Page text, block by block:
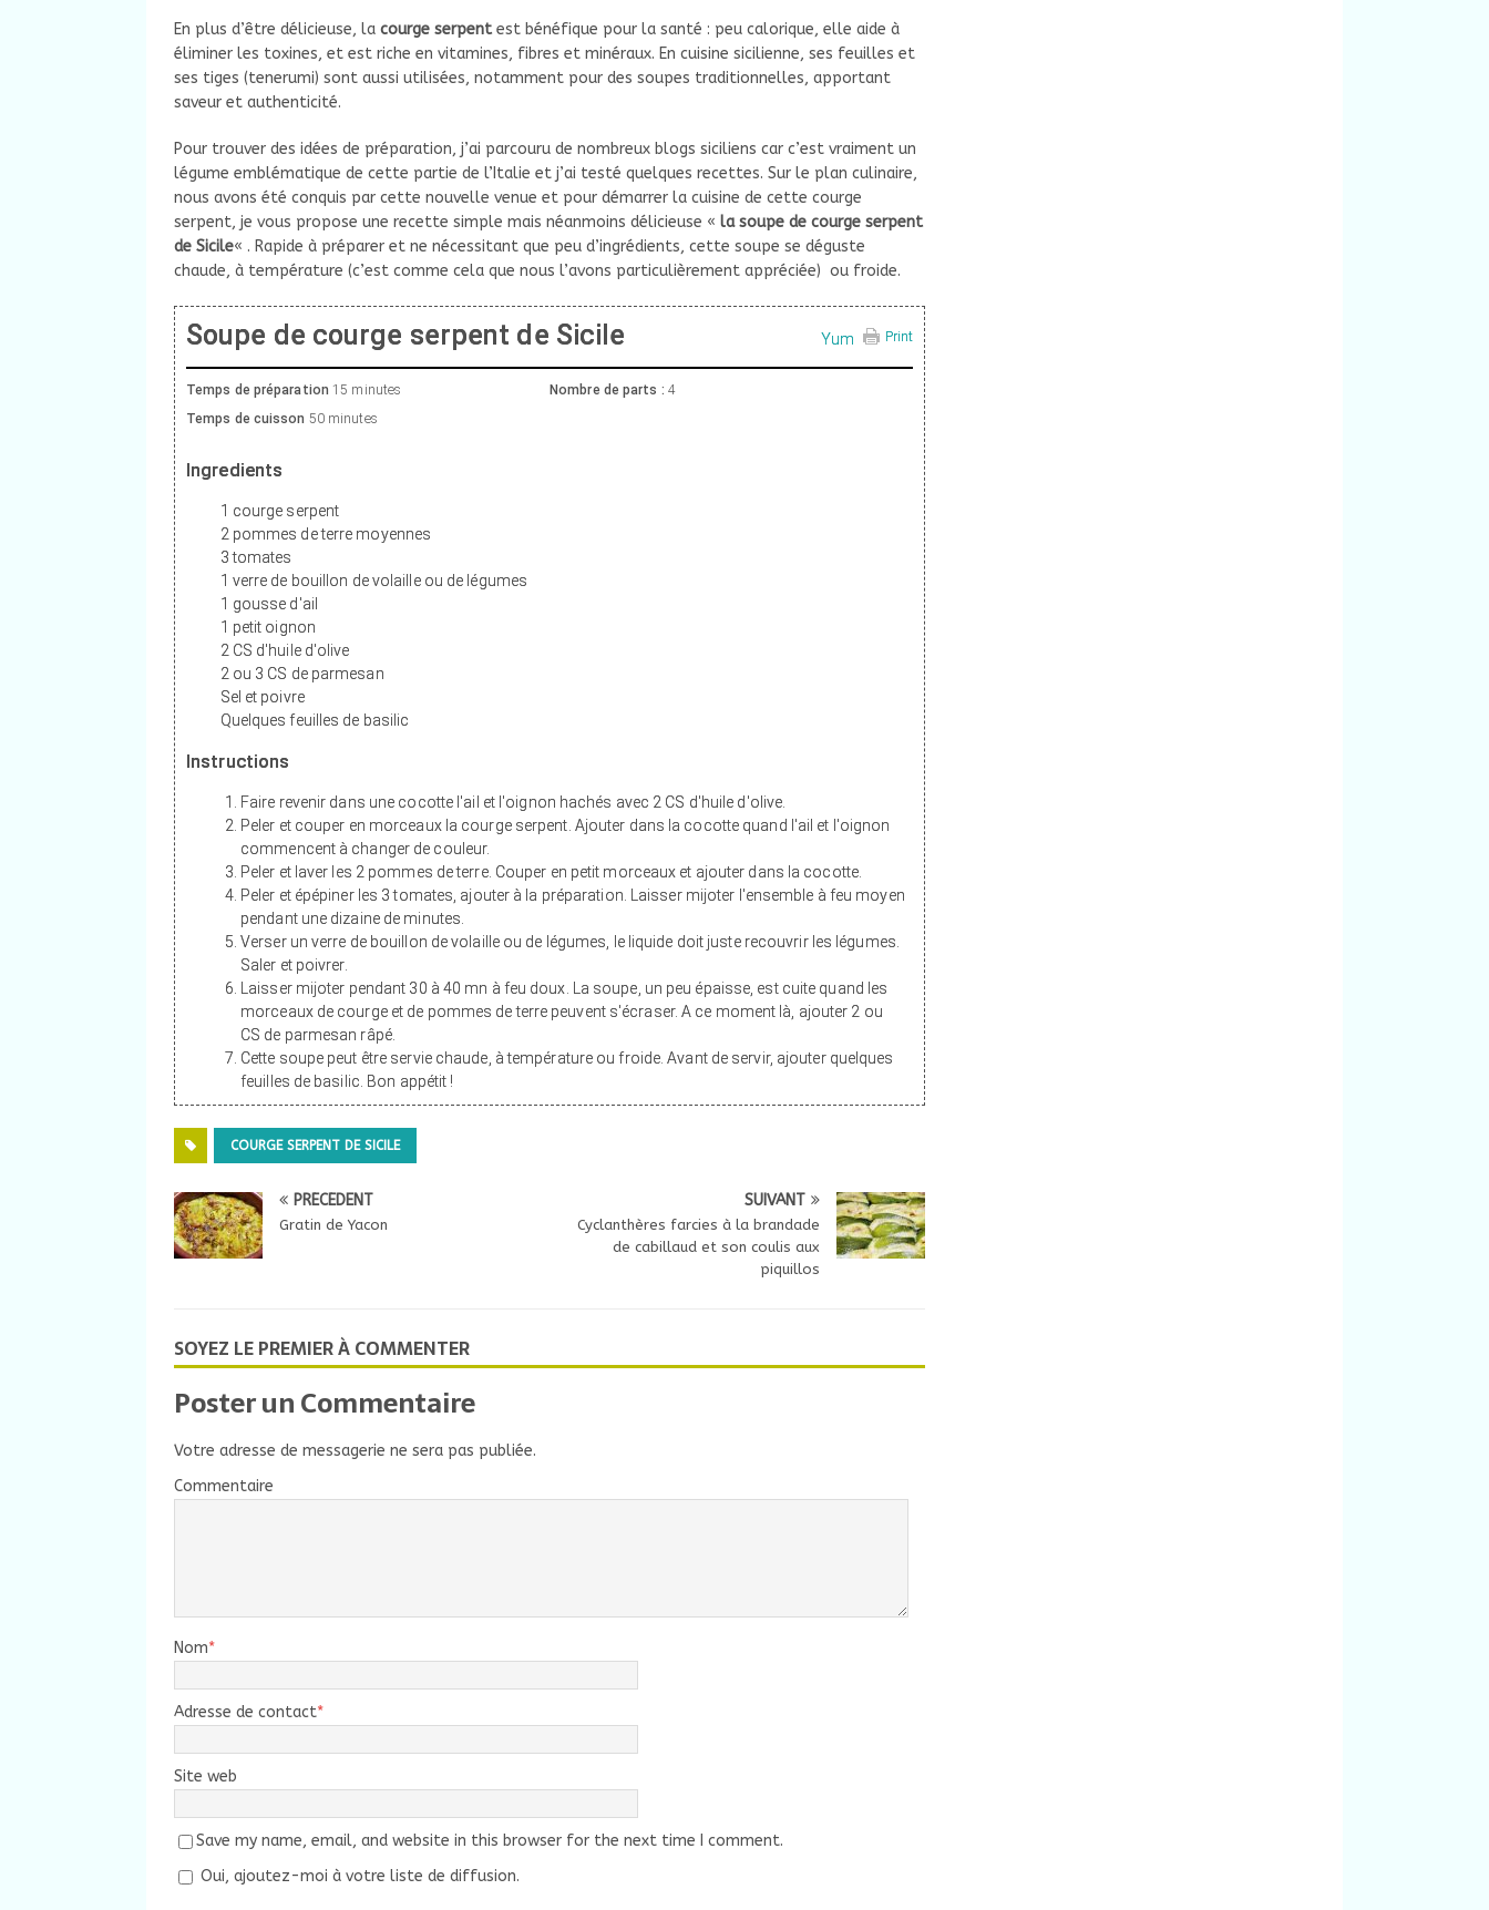
En plus d’être délicieuse, la courge serpentest bénéfique pour la santé : peu calorique, elle aide à
éliminer les toxines, et est riche en vitamines, fibres et minéraux. En cuisine sicilienne, ses feuilles et
ses tiges (tenerumi) sont aussi utilisées, notamment pour des soupes traditionnelles, apportant
saveur et authenticité.
Pour trouver des idées de préparation, j’ai parcouru de nombreux blogs siciliens car c’est vraiment un
légume emblématique de cette partie de l’Italie et j’ai testé quelques recettes. Sur le plan culinaire,
nous avons été conquis par cette nouvelle venue et pour démarrer la cuisine de cette courge
serpent, je vous propose une recette simple mais néanmoins délicieuse « la soupe de courge serpent
de Sicile« . Rapide à préparer et ne nécessitant que peu d’ingrédients, cette soupe se déguste
chaude, à température (c’est comme cela que nous l’avons particulièrement appréciée) ou froide.
Print
Yum
Soupe de courge serpent de Sicile
Temps de préparation15 minutes
Temps de cuisson 50 minutes
Nombre de parts : 4
Ingredients
1 courge serpent
2 pommes de terre moyennes
3 tomates
1 verre de bouillon de volaille ou de légumes
1 gousse d'ail
1 petit oignon
2 CS d'huile d'olive
2 ou 3 CS de parmesan
Sel et poivre
Quelques feuilles de basilic
Instructions
Faire revenir dans une cocotte l'ail et l'oignon hachés avec 2 CS d'huile d'olive.
Peler et couper en morceaux la courge serpent. Ajouter dans la cocotte quand l'ail et l'oignon
commencent à changer de couleur.
Peler et laver les 2 pommes de terre. Couper en petit morceaux et ajouter dans la cocotte.
Peler et épépiner les 3 tomates, ajouter à la préparation. Laisser mijoter l'ensemble à feu moyen
pendant une dizaine de minutes.
Verser un verre de bouillon de volaille ou de légumes, le liquide doit juste recouvrir les légumes.
Saler et poivrer.
Laisser mijoter pendant 30 à 40 mn à feu doux. La soupe, un peu épaisse, est cuite quand les
morceaux de courge et de pommes de terre peuvent s'écraser. A ce moment là, ajouter 2 ou
CS de parmesan râpé.
Cette soupe peut être servie chaude, à température ou froide. Avant de servir, ajouter quelques
feuilles de basilic. Bon appétit !
COURGE SERPENT DE SICILE
PRÉCÉDENT
Gratin de Yacon
SUIVANT
Cyclanthères farcies à la brandade
de cabillaud et son coulis aux
piquillos
SOYEZ LE PREMIER À COMMENTER
Poster un Commentaire
Votre adresse de messagerie ne sera pas publiée.
Commentaire
Nom*
Adresse de contact*
Site web
Save my name, email, and website in this browser for the next time I comment.
Oui, ajoutez-moi à votre liste de diffusion.